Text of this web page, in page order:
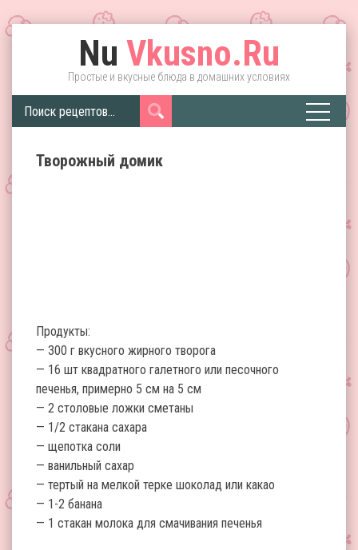
Nu Vkusno.Ru
Простые и вкусные блюда в домашних условиях
Творожный домик
Продукты:
— 300 г вкусного жирного творога
— 16 шт квадратного галетного или песочного
печенья, примерно 5 см на 5 см
— 2 столовые ложки сметаны
— 1/2 стакана сахара
— щепотка соли
— ванильный сахар
— тертый на мелкой терке шоколад или какао
— 1-2 банана
— 1 стакан молока для смачивания печенья